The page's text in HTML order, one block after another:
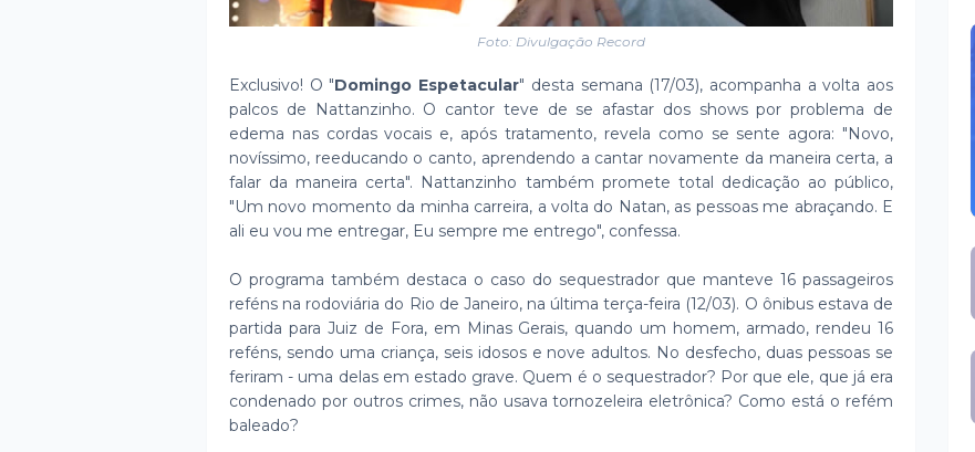
Foto: Divulgação Record
Exclusivo! O "Domingo Espetacular" desta semana (17/03), acompanha a volta aos
palcos de Nattanzinho. O cantor teve de se afastar dos shows por problema de
edema nas cordas vocais e, após tratamento, revela como se sente agora: "Novo,
novíssimo, reeducando o canto, aprendendo a cantar novamente da maneira certa, a
falar da maneira certa". Nattanzinho também promete total dedicação ao público,
"Um novo momento da minha carreira, a volta do Natan, as pessoas me abraçando. E
ali eu vou me entregar, Eu sempre me entrego", confessa.
O programa também destaca o caso do sequestrador que manteve 16 passageiros
reféns na rodoviária do Rio de Janeiro, na última terça-feira (12/03). O ônibus estava de
partida para Juiz de Fora, em Minas Gerais, quando um homem, armado, rendeu 16
reféns, sendo uma criança, seis idosos e nove adultos. No desfecho, duas pessoas se
feriram - uma delas em estado grave. Quem é o sequestrador? Por que ele, que já era
condenado por outros crimes, não usava tornozeleira eletrônica? Como está o refém
baleado?